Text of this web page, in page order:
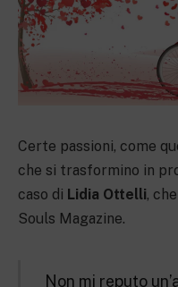
Certe passioni, come
che si trasformino in
caso di Lidia Ottelli,
Souls Magazine.
Non mi reputo